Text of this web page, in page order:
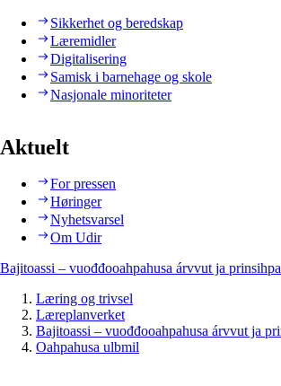
Sikkerhet og beredskap
Læremidler
Digitalisering
Samisk i barnehage og skole
Nasjonale minoriteter
Aktuelt
For pressen
Høringer
Nyhetsvarsel
Om Udir
Bajitoassi – vuođđooahpahusa árvvut ja
Læring og trivsel
Læreplanverket
Bajitoassi – vuođđooahpahusa árvvut ja
Oahpahusa ulbmil